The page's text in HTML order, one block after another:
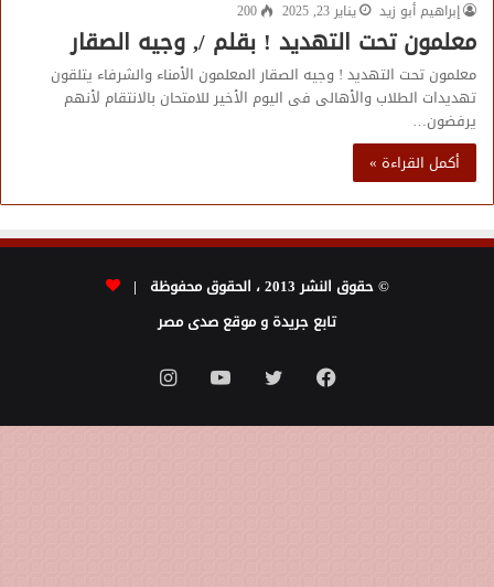
إبراهيم أبو زيد
يناير 23, 2025 200
معلمون تحت التهديد ! بقلم /, وجيه الصقار
معلمون تحت التهديد ! وجيه الصقار المعلمون الأمناء والشرفاء يتلقون
تهديدات الطلاب والأهالى فى اليوم الأخير للامتحان بالانتقام لأنهم
يرفضون…
أكمل القراءة »
© حقوق النشر 2013 ، الحقوق محفوظة |
تابع جريدة و موقع صدى مصر
فيسبوك تويتر يوتيوبانستقرام